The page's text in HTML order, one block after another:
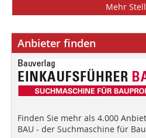
Mehr
Anbieter finden
Finden Sie mehr als 4.000
BAU - der Suchmaschine für